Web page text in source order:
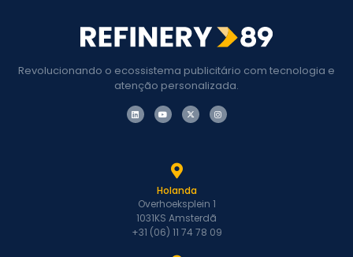
Revolucionando o ecossistema publicitário com tecnologia e
atenção personalizada.
Holanda
Overhoeksplein 1
1031KS Amsterdã
+31 (06) 11 74 78 09